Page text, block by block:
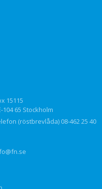
15115
104 65 Stockholm
(röstbrevlåda) 08-462 25 40